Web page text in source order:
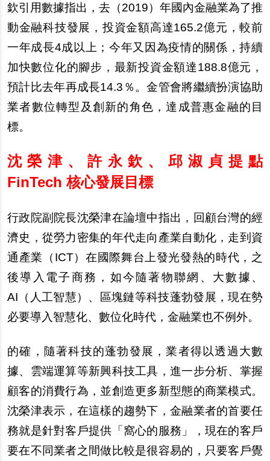
欽引用數據指出，去（2019）年國內金融業為了推
動金融科技發展，投資金額高達165.2億元，較前
一年成長4成以上；今年又因為疫情的關係，持續
加快數位化的腳步 ，最新投資金額達188.8億元，
預計比去年再成長14.3％。金管會將繼續扮演協助
業者數位轉型及創新的角色，達成普惠金融的目
標。
沈榮津、許永欽、邱淑貞提點
FinTech 核心發展目標
行政院副院長沈榮津在論壇中指出，回顧台灣的經
濟史，從勞力密集的年代走向 產業自動化，走到資
通 產業（ICT）在國際舞台上發光發熱的時代，之
後導入電子商務，如今隨著物聯網、大數據、
AI（人工智慧）、區塊鏈等科技蓬勃發展，現在勢
必要導入智慧化、數位化時代，金融業也不例外。
的確，隨著科技的蓬勃發展，業者得以透過大數
據、雲端運算等新興科技工具，進一步分析、掌握
顧客的消費行為，並創造更多新型態的商業模式。
沈榮津表示，在這樣的趨勢下，金融業者的首要任
務就是針對客 戶提供「窩心的服務」，現在的客戶
要在不同業者之間做比較是很容易的，只要客 戶覺